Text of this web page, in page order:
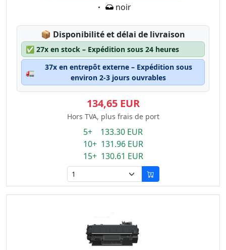
Eigenschaft:
noir
📦 Lagerstatus:
Disponibilité et délai de livraison
✅ 27x en stock – Expédition sous 24 heures
🚛
37x en entrepôt externe – Expédition sous
environ 2-3 jours ouvrables
134,65 EUR
Hors TVA, plus frais de port
5+ 133.30 EUR
10+ 131.96 EUR
15+ 130.61 EUR